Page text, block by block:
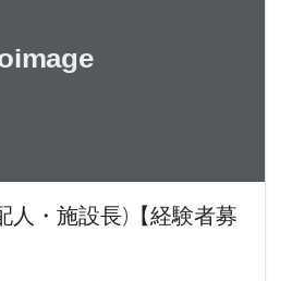
人・施設長)【経験者募